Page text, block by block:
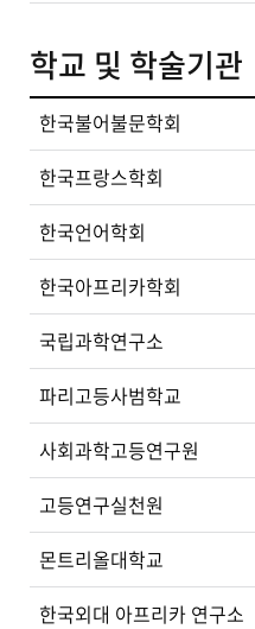
학교 및 학술기관
한국불어불문학회
한국프랑스학회
한국언어학회
한국아프리카학회
국립과학연구소
파리고등사범학교
사회과학고등연구원
고등연구실천원
몬트리올대학교
한국외대 아프리카 연구소